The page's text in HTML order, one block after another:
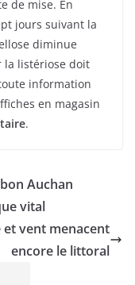
de mise. En
jours suivant la
diminue
la listériose doit
information
en magasin
.
Auchan
vital
et vent menacent
encore le littoral